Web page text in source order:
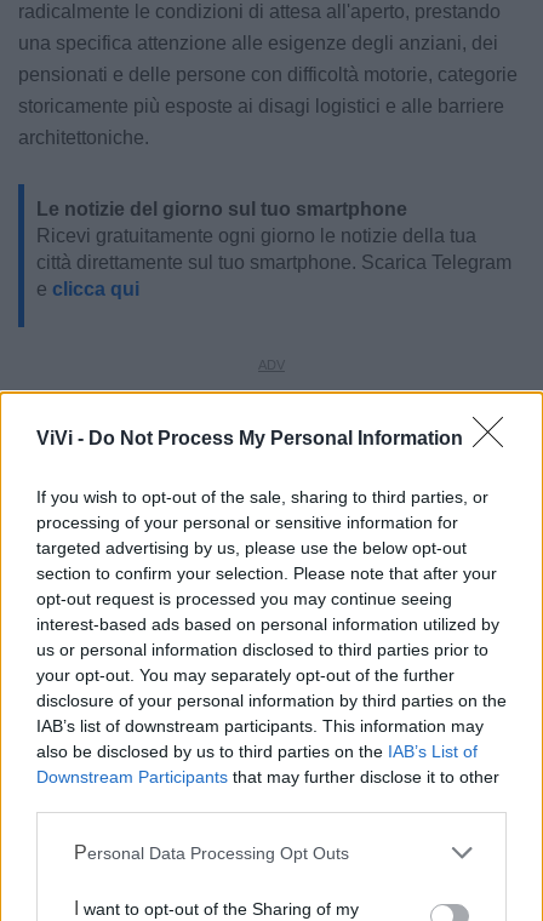
ViVi - Do Not Process My Personal Information
If you wish to opt-out of the sale, sharing to third parties, or
processing of your personal or sensitive information for
targeted advertising by us, please use the below opt-out
section to confirm your selection. Please note that after your
opt-out request is processed you may continue seeing
interest-based ads based on personal information utilized by
us or personal information disclosed to third parties prior to
your opt-out. You may separately opt-out of the further
disclosure of your personal information by third parties on the
IAB’s list of downstream participants. This information may
also be disclosed by us to third parties on the IAB’s List of
Downstream Participants that may further disclose it to other
Personal Data Processing Opt Outs
radicalmente le condizioni di attesa all'aperto, prestando
una specifica attenzione alle esigenze degli anziani, dei
pensionati e delle persone con difficoltà motorie, categorie
storicamente più esposte ai disagi logistici e alle barriere
architettoniche.
Le notizie del giorno sul tuo smartphone
Ricevi gratuitamente ogni giorno le notizie della tua
città direttamente sul tuo smartphone. Scarica Telegram
e clicca qui
Farmacia di turno
Cimitero
Ufficio Postale
Guardia Medica
Canile
Ecocentro e rifiuti